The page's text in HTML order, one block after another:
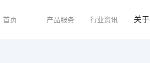
首页 产品服务 行业资讯 关